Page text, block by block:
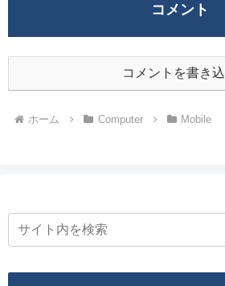
コメント
コメントを書き
ホーム Computer Mobile